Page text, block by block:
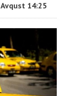
14:25